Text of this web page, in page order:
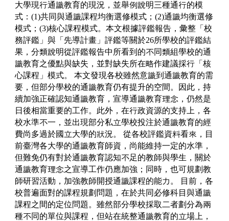
大學現行通識教育的現況，並舉例說明三種通行的模
式：(1)共同與通識課程均衡選修模式；(2)通識均衡選修
模式；(3)核心課程模式。本文根據評鑑報告，彙整「校
務評鑑」與「先導計畫」評鑑等關於26所學校的評鑑結
果，分類說明從評鑑報告中所看到的不同類組學校的通
識教育之優點與缺失，並對缺失所在略作建議採行「核
心課程」模式。
本文發現各校雖然意識到通識教育的需
要，但部分學校的通識教育仍有提升的空間。因此，持
續加強正確認知通識教育，宣導通識教育理念，仍然是
日後相當重要的工作。此外，在行政資源的支持上，各
校水準不一，並出現部分私立學校投注於通識教育的經
費尚多過於國立大學的狀況。
從各校評鑑資料看來，目
前臺灣各大學的通識教育師資，尚能維持一定的水準，
但難免仍有對於通識教育認知不足的教師與學生，關於
通識教育理念之宣導工作仍應加強；同時，也可規劃教
師研習活動，加強教師開授通識課程的能力。
目前，各
校普遍面對的課程規劃問題，在於共同必修科目與通識
課程之間的定位問題。雖然部分學校採取二者劃分為兩
種不同的單位與課程，但站在統整通識教育的立場上，